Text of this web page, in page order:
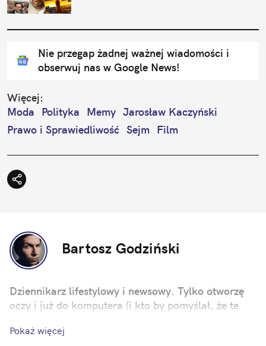
Nie przegap żadnej ważnej wiadomości i
obserwuj nas w Google News!
Więcej:
Moda
Polityka Memy Jarosław Kaczyński
Prawo i Sprawiedliwość Sejm Film
Bartosz Godziński
Dziennikarz lifestylowy i newsowy. Tylko otworzę
oczy i już do komputera (i kto by pomyślał, że te
przydadzą?). Zawsze zależy mi na tym, by moje
Pokaż więcej